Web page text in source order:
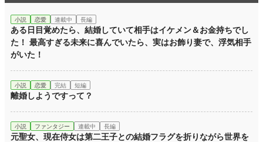
小説 恋愛 連載中 長編
ある日目覚めたら、結婚していて相手はイケメン＆お金持ちでし
た！ 最高すぎる未来に喜んでいたら、実はお飾り妻で、浮気相手
がいた！
小説 恋愛 完結 短編
離婚しようですって？
小説 ファンタジー 連載中 長編
元聖女、現在侍女は第二王子との結婚フラグを折りながら世界を